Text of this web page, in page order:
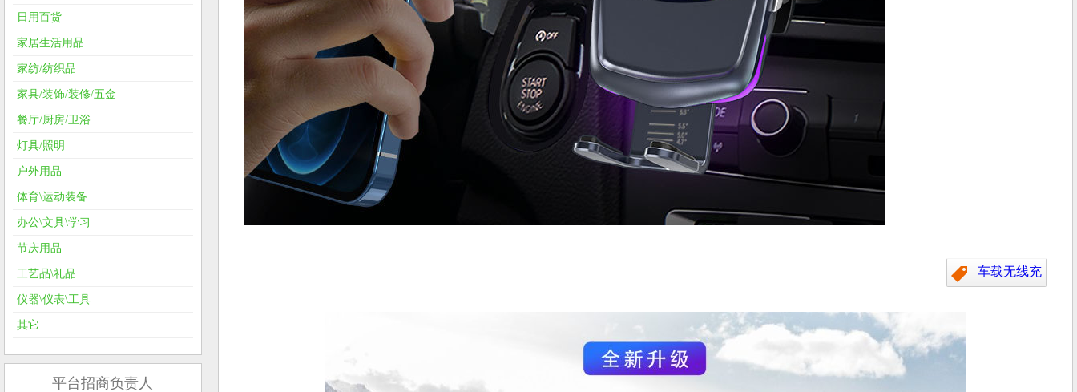
车载无线充
日用百货
家居生活用品
家纺/纺织品
家具/装饰/装修/五金
餐厅/厨房/卫浴
灯具/照明
户外用品
体育\运动装备
办公\文具\学习
节庆用品
工艺品\礼品
仪器\仪表\工具
其它
平台招商负责人